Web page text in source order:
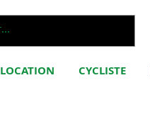
LOCATION CYCLISTE